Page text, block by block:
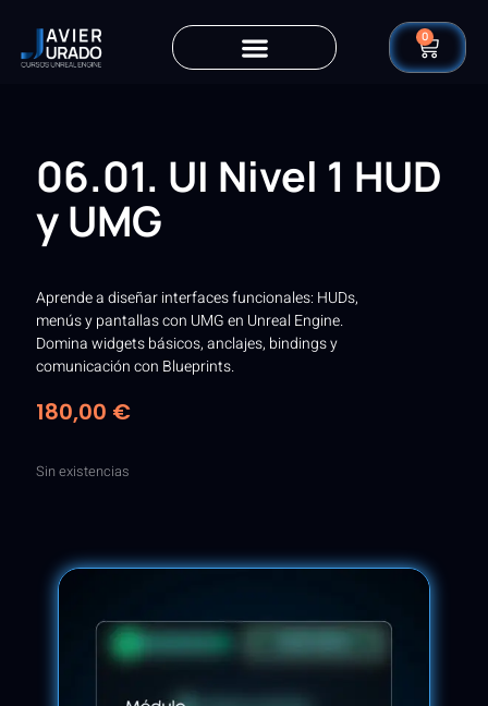
0
06.01. UI Nivel 1 HUD
y UMG
Aprende a diseñar interfaces funcionales: HUDs,
menús y pantallas con UMG en Unreal Engine.
Domina widgets básicos, anclajes, bindings y
comunicación con Blueprints.
180,00 €
Sin existencias